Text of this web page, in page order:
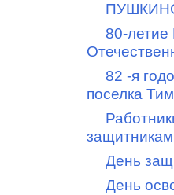
80-
82 -я
поселка Тим
защитникам
День
День